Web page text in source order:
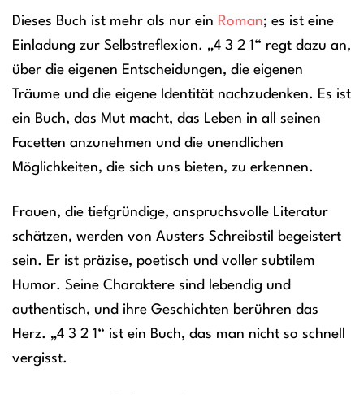
Dieses Buch ist mehr als nur ein Roman; es ist eine
Einladung zur Selbstreflexion. „4 3 2 1“ regt dazu an,
über die eigenen Entscheidungen, die eigenen
Träume und die eigene Identität nachzudenken. Es ist
ein Buch, das Mut macht, das Leben in all seinen
Facetten anzunehmen und die unendlichen
Möglichkeiten, die sich uns bieten, zu erkennen.
Frauen, die tiefgründige, anspruchsvolle Literatur
schätzen, werden von Austers Schreibstil begeistert
sein. Er ist präzise, poetisch und voller subtilem
Humor. Seine Charaktere sind lebendig und
authentisch, und ihre Geschichten berühren das
Herz. „4 3 2 1“ ist ein Buch, das man nicht so schnell
vergisst.